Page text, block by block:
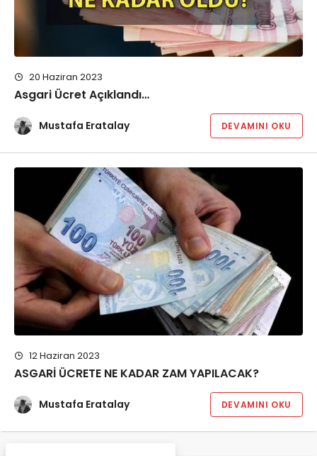
20 Haziran 2023
Asgari Ücret Açıklandı…
Mustafa Eratalay DEVAMINI OKU
12 Haziran 2023
ASGARİ ÜCRETE NE KADAR ZAM YAPILACAK?
Mustafa Eratalay DEVAMINI OKU